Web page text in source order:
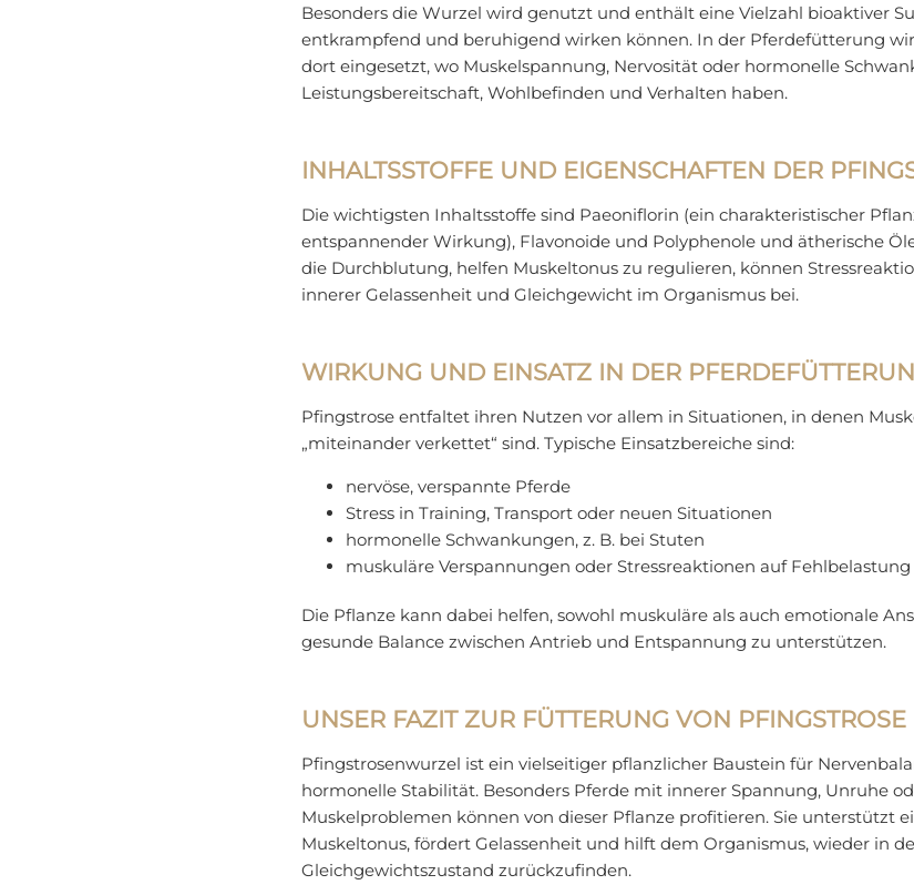
Besonders die Wurzel wird genutzt und enthält eine Vielzahl bioaktiver
entkrampfend und beruhigend wirken können. In der Pferdefütterung
dort eingesetzt, wo Muskelspannung, Nervosität oder hormonelle
Leistungsbereitschaft, Wohlbefinden und Verhalten haben.
INHALTSSTOFFE UND EIGENSCHAFTEN DER
Die wichtigsten Inhaltsstoffe sind Paeoniflorin (ein charakteristischer
entspannender Wirkung), Flavonoide und Polyphenole und ätherische
die Durchblutung, helfen Muskeltonus zu regulieren, können
innerer Gelassenheit und Gleichgewicht im Organismus bei.
WIRKUNG UND EINSATZ IN DER
Pfingstrose entfaltet ihren Nutzen vor allem in Situationen, in denen
„miteinander verkettet“ sind. Typische Einsatzbereiche sind:
nervöse, verspannte Pferde
Stress in Training, Transport oder neuen Situationen
hormonelle Schwankungen, z. B. bei Stuten
muskuläre Verspannungen oder Stressreaktionen auf Fehlbelastung
Die Pflanze kann dabei helfen, sowohl muskuläre als auch emotionale
gesunde Balance zwischen Antrieb und Entspannung zu unterstützen.
UNSER FAZIT ZUR FÜTTERUNG VON PFINGSTROSE
Pfingstrosenwurzel ist ein vielseitiger pflanzlicher Baustein für
hormonelle Stabilität. Besonders Pferde mit innerer Spannung, Unruhe
Muskelproblemen können von dieser Pflanze profitieren. Sie unterstützt
Muskeltonus, fördert Gelassenheit und hilft dem Organismus, wieder in
Gleichgewichtszustand zurückzufinden.